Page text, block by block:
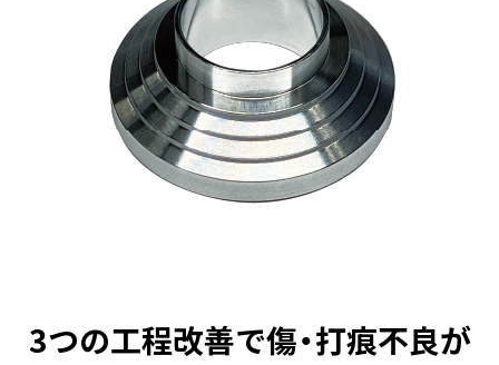
3つの工程改善で傷・打痕不良が